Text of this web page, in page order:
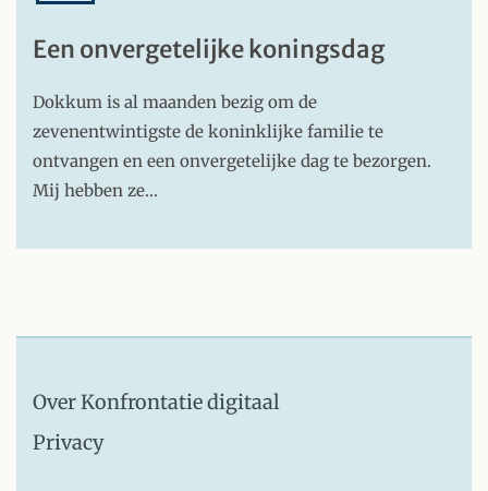
Een onvergetelijke koningsdag
Dokkum is al maanden bezig om de
zevenentwintigste de koninklijke familie te
ontvangen en een onvergetelijke dag te bezorgen.
Mij hebben ze…
Over Konfrontatie digitaal
Privacy